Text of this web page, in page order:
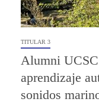
TITULAR 3
Alumni
aprendizaje
sonidos